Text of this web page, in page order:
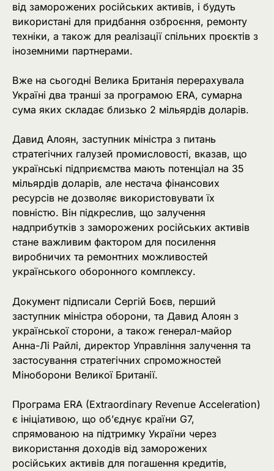
від заморожених російських активів, і будуть
використані для придбання озброєння, ремонту
техніки, а також для реалізації спільних проєктів з
іноземними партнерами.
Вже на сьогодні Велика Британія перерахувала
Україні два транші за програмою ERA, сумарна
сума яких складає близько 2 мільярдів доларів.
Давид Алоян, заступник міністра з питань
стратегічних галузей промисловості, вказав, що
українські підприємства мають потенціал на 35
мільярдів доларів, але нестача фінансових
ресурсів не дозволяє використовувати їх
повністю. Він підкреслив, що залучення
надприбутків з заморожених російських активів
стане важливим фактором для посилення
виробничих та ремонтних можливостей
українського оборонного комплексу.
Документ підписали Сергій Боєв, перший
заступник міністра оборони, та Давид Алоян з
української сторони, а також генерал-майор
Анна-Лі Райлі, директор Управління залучення та
застосування стратегічних спроможностей
Міноборони Великої Британії.
Програма ERA (Extraordinary Revenue Acceleration)
є ініціативою, що об’єднує країни G7,
спрямованою на підтримку України через
використання доходів від заморожених
російських активів для погашення кредитів,